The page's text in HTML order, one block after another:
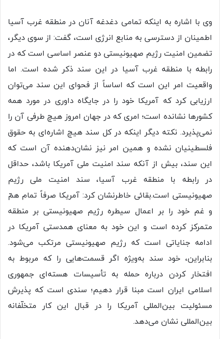
وی با اشاره به اینکه تمامی دغدغه آنان در منطقه غرب آسیا
اطمینان از دسترسی به منابع انرژی است، گفت: از سوی دیگر،
تضمین امنیت رژیم صهیونیستی دو عنصر اساسی است که در
رابطه با منطقه غرب آسیا در این سند ذکر شده است. اما
واقعیت امر این است که اساساً از فحوای این سند می‌توان
ارزیابی کرد که آمریکا خود را در جایگاه داوری در مورد همه
کشورها نشانده است؛ امری که در جهان امروز هیچ طرفی آن را
نمی‌پذیرد. نکته دیگر اینکه در کل سند هیچ اشاره‌ای به حقوق
فلسطینیان نشده و همین امر نیز نشان‌دهنده آن است که
این سند، بیش از آنکه سند امنیت ملی آمریکا باشد، حداقل
در رابطه با منطقه غرب آسیا، سند امنیت ملی رژیم
صهیونیستی است.بقائی خاطرنشان کرد: آمریکا صرفاً تمام همّ
و غم خود را بر اعمال سیطره رژیم صهیونیستی بر منطقه
متمرکز کرده است و این خود به معنای همدستی آمریکا در
ادامه جنایاتی است که رژیم صهیونیستی مرتکب می‌شود.
بنابراین، خود سند به‌ویژه اگر قسمت‌هایی را که مربوط به
افتخار کردن درباره حمله به تأسیسات هسته‌ای جمهوری
اسلامی ایران است مبنا قرار دهیم؛ سندی است که پذیرش
مسئولیت بین‌المللی آمریکا را در قبال این کار متخلّفانه
بین‌المللی نشان می‌دهد.